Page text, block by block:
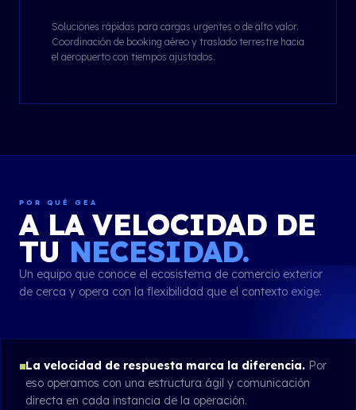
Soluciones rápidas para cargas urgentes o de alto valor.
Coordinación de booking aéreo y traslado terrestre hacia
el aeropuerto con tiempos ajustados.
POR QUÉ GEA
A LA VELOCIDAD DE
TU NECESIDAD.
Un equipo que conoce el ecosistema de comercio exterior
de cerca y opera con la flexibilidad que el contexto exige.
La velocidad de respuesta marca la diferencia.Por
eso operamos con una estructura ágil y comunicación
directa en cada instancia de la operación.